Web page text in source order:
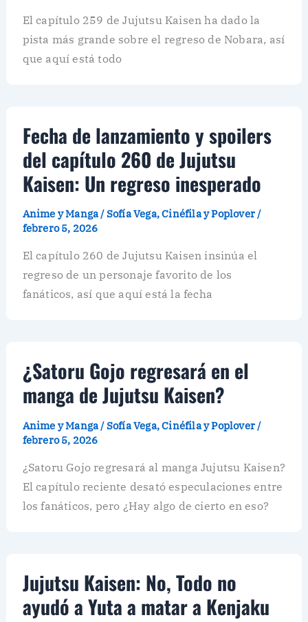
El capítulo 259 de Jujutsu Kaisen ha dado la
pista más grande sobre el regreso de Nobara, así
que aquí está todo
Fecha de lanzamiento y spoilers
del capítulo 260 de Jujutsu
Kaisen: Un regreso inesperado
Anime y Manga/Sofía Vega, Cinéfila y Poplover/
febrero 5, 2026
El capítulo 260 de Jujutsu Kaisen insinúa el
regreso de un personaje favorito de los
fanáticos, así que aquí está la fecha
¿Satoru Gojo regresará en el
manga de Jujutsu Kaisen?
Anime y Manga/Sofía Vega, Cinéfila y Poplover/
febrero 5, 2026
¿Satoru Gojo regresará al manga Jujutsu Kaisen?
El capítulo reciente desató especulaciones entre
los fanáticos, pero ¿Hay algo de cierto en eso?
Jujutsu Kaisen: No, Todo no
ayudó a Yuta a matar a Kenjaku